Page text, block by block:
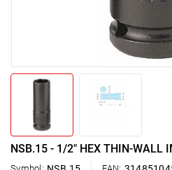
NSB.15 - 1/2" HEX THIN-WALL